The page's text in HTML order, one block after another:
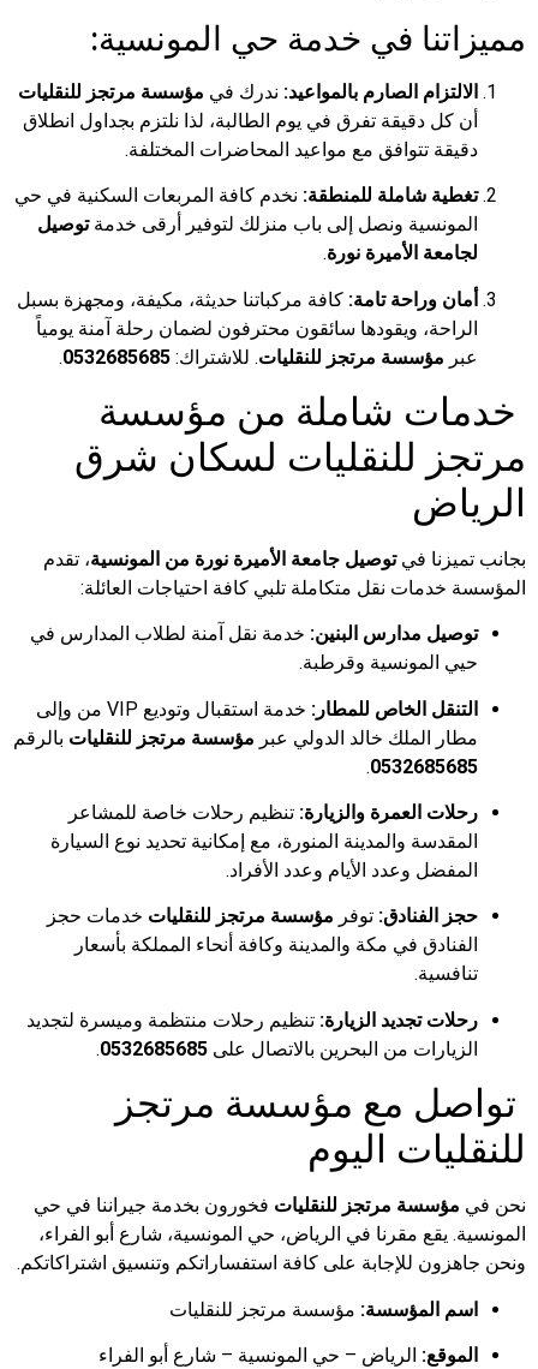
مميزاتنا في خدمة حي المونسية:
الالتزام الصارم بالمواعيد: ندرك في مؤسسة مرتجز للنقليات
أن كل دقيقة تفرق في يوم الطالبة، لذا نلتزم بجداول انطلاق
دقيقة تتوافق مع مواعيد المحاضرات المختلفة.
تغطية شاملة للمنطقة: نخدم كافة المربعات السكنية في حي
المونسية ونصل إلى باب منزلك لتوفير أرقى خدمةتوصيل
لجامعة الأميرة نورة.
أمان وراحة تامة: كافة مركباتنا حديثة، مكيفة، ومجهزة بسبل
الراحة، ويقودها سائقون محترفون لضمان رحلة آمنة يومياً
عبر مؤسسة مرتجز للنقليات. للاشتراك: 0532685685
.
خدمات شاملة من مؤسسة
مرتجز للنقليات لسكان شرق
الرياض
بجانب تميزنا فيتوصيل جامعة الأميرة نورة من المونسية، تقدم
المؤسسة خدمات نقل متكاملة تلبي كافة احتياجات العائلة:
توصيل مدارس البنين: خدمة نقل آمنة لطلاب المدارس في
حيي المونسية وقرطبة.
التنقل الخاص للمطار:
خدمة استقبال وتوديع VIP من وإلى
مطار الملك خالد الدولي عبر مؤسسة مرتجز للنقليات بالرقم
0532685685
.
رحلات العمرة والزيارة: تنظيم رحلات خاصة للمشاعر
المقدسة والمدينة المنورة، مع إمكانية تحديد نوع السيارة
المفضل وعدد الأيام وعدد الأفراد.
حجز الفنادق: توفر مؤسسة مرتجز للنقليات خدمات حجز
الفنادق في مكة والمدينة وكافة أنحاء المملكة بأسعار
تنافسية.
رحلات تجديد الزيارة: تنظيم رحلات منتظمة وميسرة لتجديد
الزيارات من البحرين بالاتصال على 0532685685
.
تواصل مع مؤسسة مرتجز
للنقليات اليوم
نحن في مؤسسة مرتجز للنقليات فخورون بخدمة جيراننا في حي
المونسية. يقع مقرنا في الرياض، حي المونسية، شارع أبو الفراء،
ونحن جاهزون للإجابة على كافة استفساراتكم وتنسيق اشتراكاتكم.
اسم المؤسسة: مؤسسة مرتجز للنقليات
الموقع: الرياض – حي المونسية – شارع أبو الفراء